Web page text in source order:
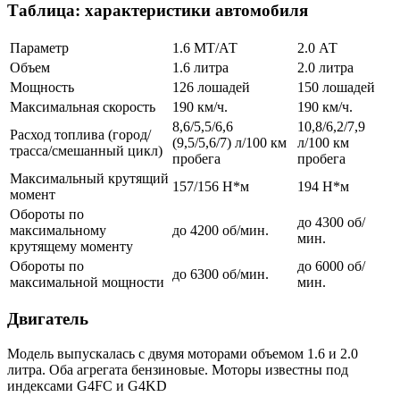
Таблица: характеристики автомобиля
Параметр 1.6 МТ/АТ
2.0 АТ
Объем
1.6 литра
2.0 литра
Мощность
126 лошадей
150 лошадей
Максимальная скорость
190 км/ч.
190 км/ч.
Расход топлива (город/
трасса/смешанный цикл)
8,6/5,5/6,6
(9,5/5,6/7) л/100 км
пробега
10,8/6,2/7,9
л/100 км
пробега
Максимальный крутящий
момент
157/156 Н*м
194 Н*м
Обороты по
максимальному
крутящему моменту
до 4200 об/мин.
до 4300 об/
мин.
Обороты по
максимальной мощности
до 6300 об/мин.
до 6000 об/
мин.
Двигатель
Модель выпускалась с двумя моторами объемом 1.6 и 2.0
литра. Оба агрегата бензиновые. Моторы известны под
индексами G4FC и G4KD